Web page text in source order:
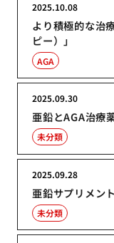
より積極的な治
ピー）」
2025.10.08
AGA
亜鉛とAGA治療
2025.09.30
未分類
亜鉛サプリメン
2025.09.28
未分類